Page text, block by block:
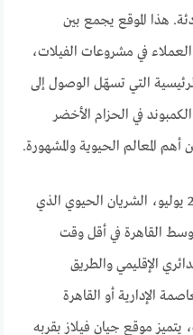
هذا الموقع يجمع بين
في مشروعات الفيلات،
التي تسهّل الوصول إلى
في الحزام الأخضر
فالمشروع يقع على مقربة من محور 26 يوليو، الشريان الحيوي الذي
القاهرة في أقل وقت
الإقليمي والطريق
الإدارية أو القاهرة
موقع جيان فيلاز بقربه